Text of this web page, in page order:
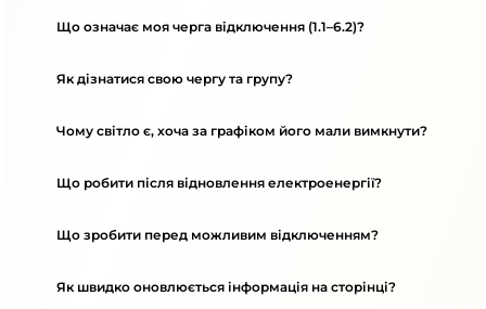
Що означає моя черга відключення (1.1–6.2)?
Як дізнатися свою чергу та групу?
Чому світло є, хоча за графіком його мали вимкнути?
Що робити після відновлення електроенергії?
Що зробити перед можливим відключенням?
Як швидко оновлюється інформація на сторінці?